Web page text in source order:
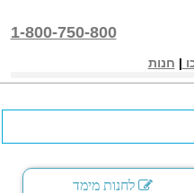
1-800-750-800
| חנות
לחנות מימד